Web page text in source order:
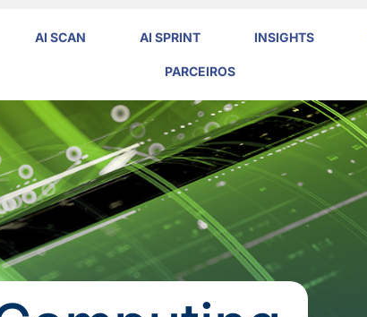
AI SCAN AI SPRINT INSIGHTS
PARCEIROS